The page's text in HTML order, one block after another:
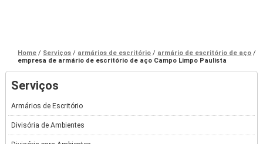
Home Serviços armários de escritório
armário de escritório de aço
empresa de armário de escritório de aço Campo Limpo Paulista
Serviços
Armários de Escritório
Divisória de Ambientes